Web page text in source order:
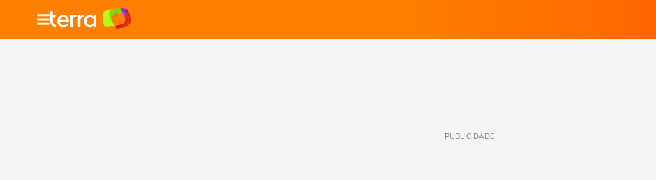
PUBLICIDADE